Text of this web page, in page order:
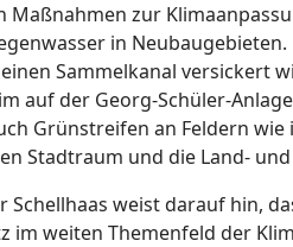
Maßnahmen zur
in
Sammelkanal versickert
auf der Georg-Schüler-
Grünstreifen an Feldern
Stadtraum und die Land-
Schellhaas weist darauf hin,
im weiten Themenfeld der